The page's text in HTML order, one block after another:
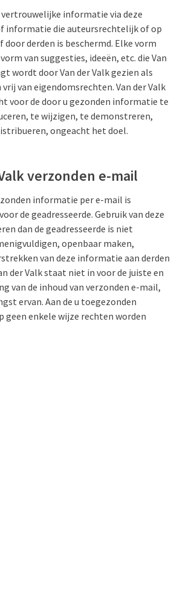
vertrouwelijke informatie via deze
informatie die auteursrechtelijk of op
door derden is beschermd. Elke vorm
van suggesties, ideeën, etc. die Van
wordt door Van der Valk gezien als
van eigendomsrechten. Van der Valk
voor de door u gezonden informatie te
te wijzigen, te demonstreren,
ongeacht het doel.
verzonden e-mail
informatie per e-mail is
de geadresseerde. Gebruik van deze
dan de geadresseerde is niet
openbaar maken,
van deze informatie aan derden
der Valk staat niet in voor de juiste en
van de inhoud van verzonden e-mail,
ervan. Aan de u toegezonden
geen enkele wijze rechten worden